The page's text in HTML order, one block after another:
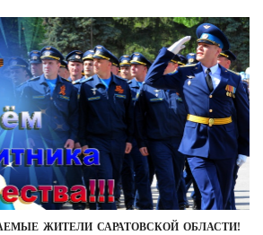
САРАТОВСКОЙ ОБЛАСТИ!